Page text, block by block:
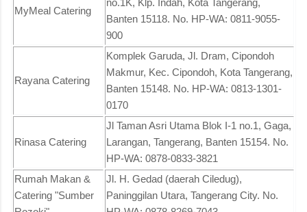
MyMeal Catering
Banten 15118. No. HP-WA: 0811-9055-
900
Rayana Catering
Komplek Garuda, Jl. Dram, Cipondoh
Makmur, Kec. Cipondoh, Kota Tangerang,
Banten 15148. No. HP-WA: 0813-1301-
0170
Rinasa Catering
Jl Taman Asri Utama Blok I-1 no.1, Gaga,
Larangan, Tangerang, Banten 15154. No.
HP-WA: 0878-0833-3821
Rumah Makan &
Catering "Sumber
Jl. H. Gedad (daerah Ciledug),
Paninggilan Utara, Tangerang City. No.